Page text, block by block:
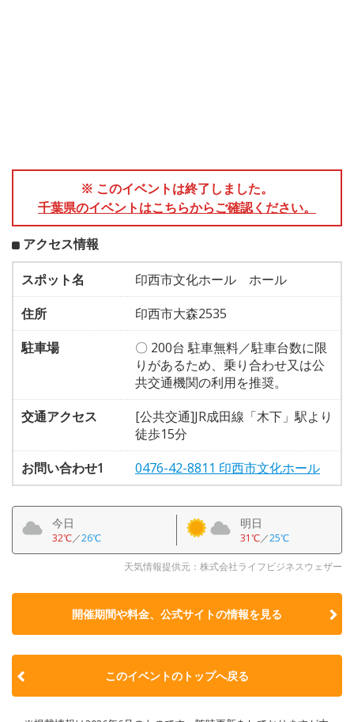
※ このイベントは終了しました。
千葉県のイベントはこちらからご確認ください。
アクセス情報
スポット名
印西市文化ホール ホール
住所
印西市大森2535
駐車場
〇 200台 駐車無料／駐車台数に限
りがあるため、乗り合わせ又は公
共交通機関の利用を推奨。
交通アクセス
[公共交通]JR成田線「木下」駅より
徒歩15分
お問い合わせ1
0476-42-8811 印西市文化ホール
今日
32℃／26℃
明日
31℃／25℃
天気情報提供元：株式会社ライフビジネスウェザー
開催期間や料金、公式サイトの情報を見る
このイベントのトップへ戻る